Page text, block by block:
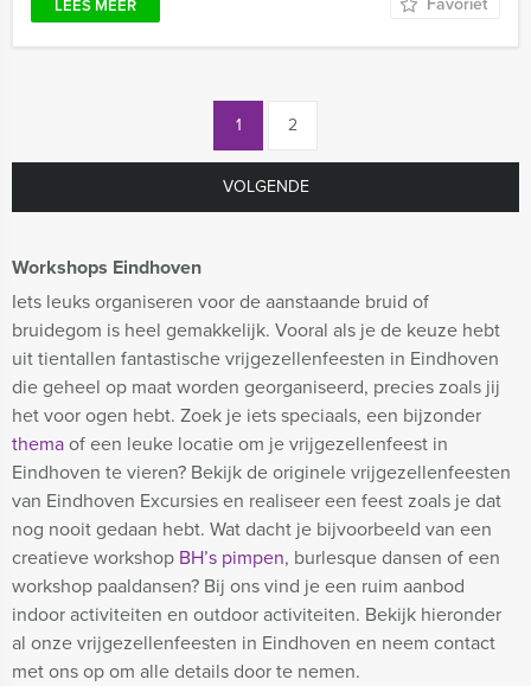
Workshops Eindhoven
Iets leuks organiseren voor de aanstaande bruid of
bruidegom is heel gemakkelijk. Vooral als je de keuze hebt
uit tientallen fantastische vrijgezellenfeesten in Eindhoven
die geheel op maat worden georganiseerd, precies zoals jij
het voor ogen hebt. Zoek je iets speciaals, een bijzonder
themaof een leuke locatie om je vrijgezellenfeest in
Eindhoven te vieren? Bekijk de originele vrijgezellenfeesten
van Eindhoven Excursies en realiseer een feest zoals je dat
nog nooit gedaan hebt. Wat dacht je bijvoorbeeld van een
creatieve workshop BH’s pimpen, burlesque dansen of een
workshop paaldansen? Bij ons vind je een ruim aanbod
indoor activiteiten en outdoor activiteiten. Bekijk hieronder
al onze vrijgezellenfeesten in Eindhoven en neem contact
met ons op om alle details door te nemen.
LEES MEER
1 2
VOLGENDE